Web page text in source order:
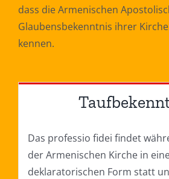
dass die Armenischen
Glaubensbekenntnis ihrer
kennen.
Das professio fidei findet
der Armenischen Kirche in
deklaratorischen Form statt